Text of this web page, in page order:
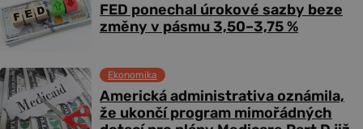
FED ponechal úrokové sazby beze
změny v pásmu 3,50–3,75 %
Americká administrativa oznámila,
že ukončí program mimořádných
Ekonomika